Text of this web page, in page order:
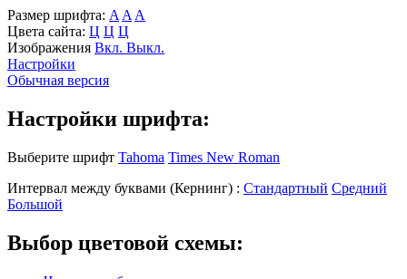
Размер шрифта: A A A
Цвета сайта: Ц Ц Ц
Изображения Вкл. Выкл.
Настройки
Обычная версия
Настройки шрифта:
Выберите шрифт Tahoma Times New Roman
Интервал между буквами (Кернинг) : Стандартный Средний
Большой
Выбор цветовой схемы: